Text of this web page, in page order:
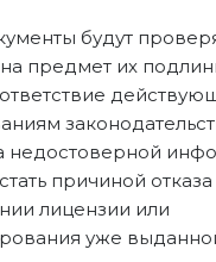
будут
предмет их
недостоверной
причиной отказа
лицензии или
уже